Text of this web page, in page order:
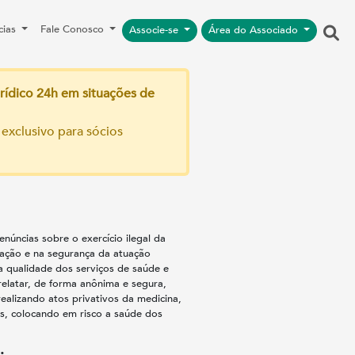
Fale Conosco Associe-se Área do Associado
24h em situações de
para sócios
sobre o exercício ilegal da
e na segurança da atuação
dos serviços de saúde e
de forma anônima e segura,
atos privativos da medicina,
colocando em risco a saúde dos